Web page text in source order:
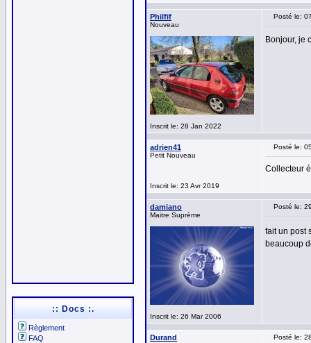
:: Docs :.
Règlement
FAQ
Philfif
Nouveau
Inscrit le: 28 Jan 2022
Posté le:
Bonjour, je
adrien41
Petit Nouveau
Inscrit le: 23 Avr 2019
Posté le:
Collecteur
damiano
Maitre Suprème
Inscrit le: 26 Mar 2006
Posté le:
fait un post
beaucoup
Durand Posté le: